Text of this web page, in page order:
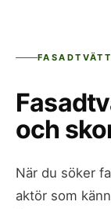
och
När du söker
aktör som